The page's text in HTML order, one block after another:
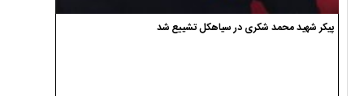
پیکر شهید محمد شکری در سیاهکل تشییع شد